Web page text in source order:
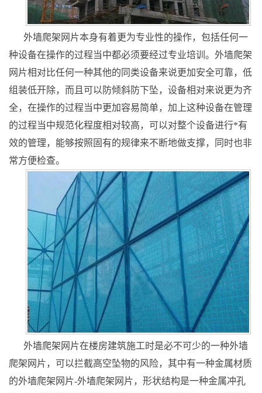
外墙爬架网片本身有着更为专业性的操作，包括任何一
种设备在操作的过程当中都必须要经过专业培训。外墙爬架
网片相对比任何一种其他的同类设备来说更加安全可靠，低
组装低开除，而且可以防倾斜防下坠，设备相对来说更为齐
全，在操作的过程当中更加容易简单，加上这种设备在管理
的过程当中规范化程度相对较高，可以对整个设备进行*有
效的管理，能够按照固有的规律来不断地做支撑，同时也非
常方便检查。
外墙爬架网片在楼房建筑施工时是必不可少的一种外墙
爬架网片，可以拦截高空坠物的风险，其中有一种金属材质
的外墙爬架网片-外墙爬架网片，形状结构是一种金属冲孔